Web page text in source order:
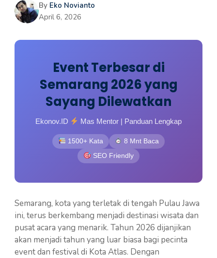
By Eko Novianto
April 6, 2026
Event Terbesar di
Semarang 2026 yang
Sayang Dilewatkan
Ekonov.ID Mas Mentor | Panduan Lengkap
1500+ Kata
8 Mnt Baca
SEO Friendly
Semarang, kota yang terletak di tengah Pulau Jawa
ini, terus berkembang menjadi destinasi wisata dan
pusat acara yang menarik. Tahun 2026 dijanjikan
akan menjadi tahun yang luar biasa bagi pecinta
event dan festival di Kota Atlas. Dengan